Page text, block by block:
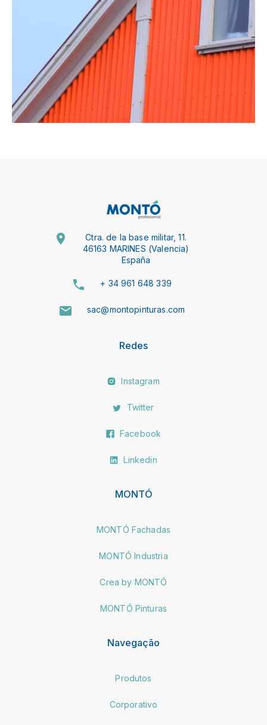
Ctra. de la base militar, 11.
46163 MARINES (Valencia)
España
+ 34 961 648 339
sac@montopinturas.com
Redes
Instagram
Twitter
Facebook
Linkedin
MONTÓ
MONTÓ Fachadas
MONTÓ Industria
Crea by MONTÓ
MONTÓ Pinturas
Navegação
Produtos
Corporativo